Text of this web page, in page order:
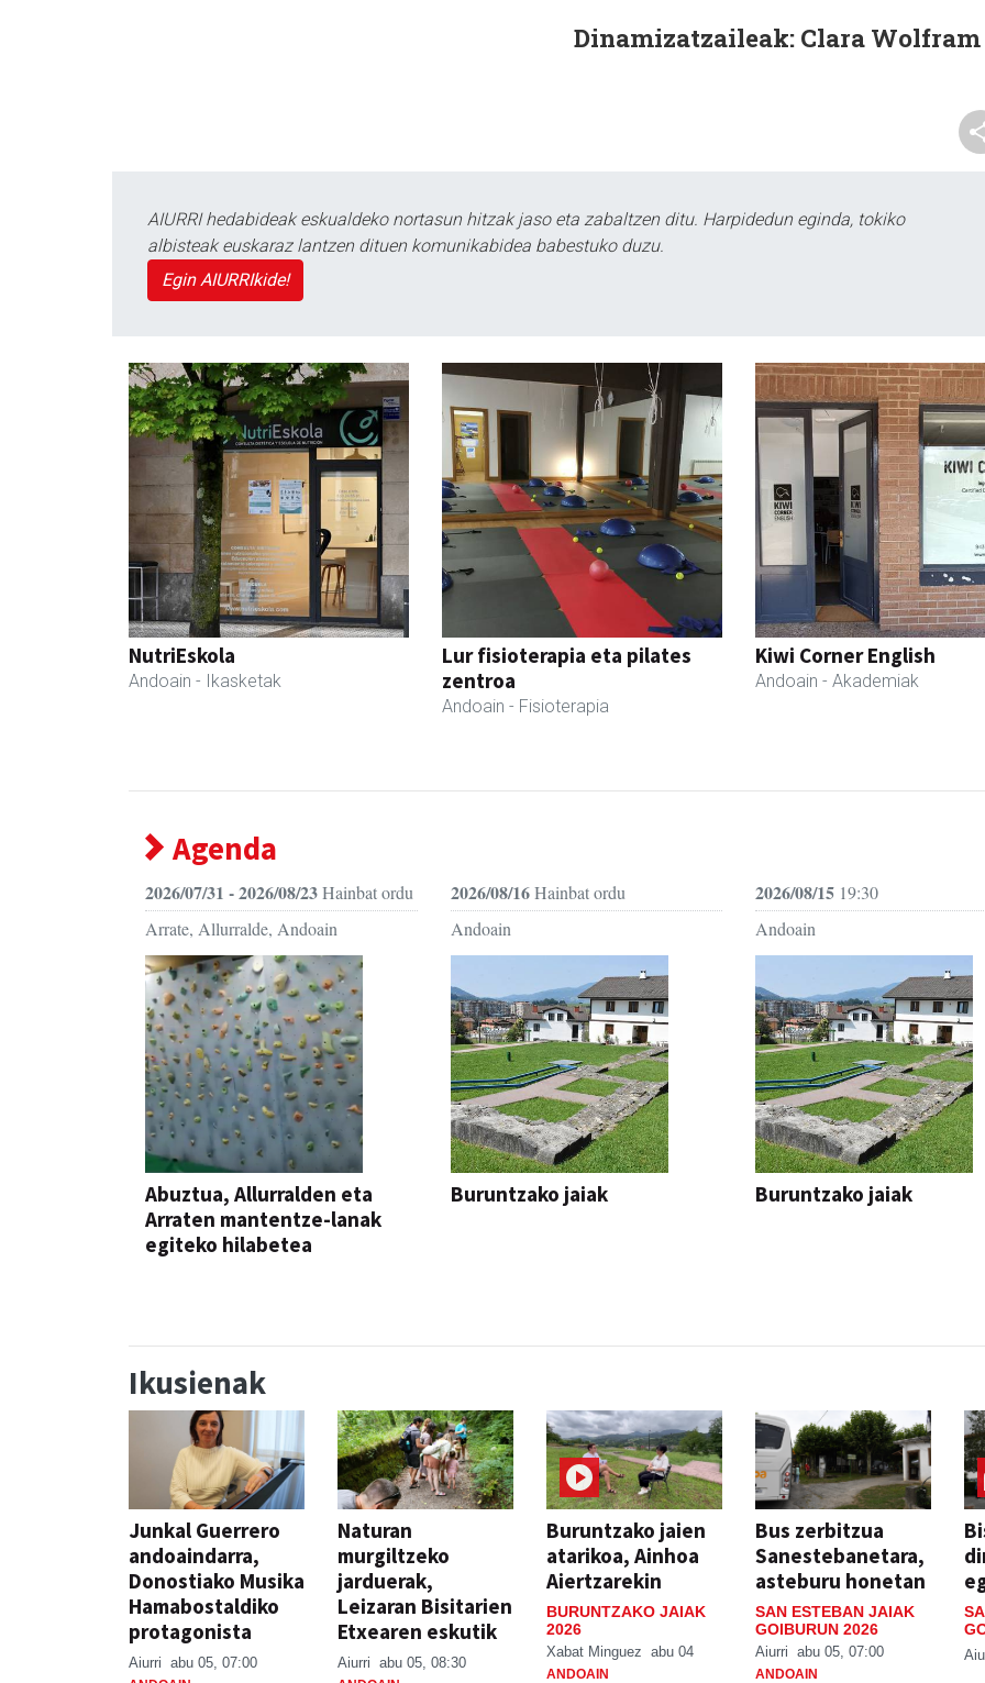
Dinamizatzaileak: Clara Wolfram
AIURRI hedabideak eskualdeko nortasun hitzak jaso eta zabaltzen ditu. Harpidedun eginda, tokiko
albisteak euskaraz lantzen dituen komunikabidea babestuko duzu.
Egin AIURRIkide!
NutriEskola
Andoain - Ikasketak
Lur fisioterapia eta pilates
zentroa
Andoain - Fisioterapia
Kiwi Corner English
Andoain - Akademiak
Agenda
2026/07/31 - 2026/08/23Hainbat ordu
Arrate, Allurralde, Andoain
Abuztua, Allurralden eta
Arraten mantentze-lanak
egiteko hilabetea
2026/08/16Hainbat ordu
Andoain
Buruntzako jaiak
2026/08/15 19:30
Andoain
Buruntzako jaiak
Ikusienak
Junkal Guerrero
andoaindarra,
Donostiako Musika
Hamabostaldiko
protagonista
Aiurri abu 05, 07:00
Naturan
murgiltzeko
jarduerak,
Leizaran Bisitarien
Etxearen eskutik
Aiurri abu 05, 08:30
Buruntzako jaien
atarikoa, Ainhoa
Aiertzarekin
BURUNTZAKO JAIAK
2026
Xabat Minguez abu 04
ANDOAIN
Bus zerbitzua
Sanestebanetara,
asteburu honetan
SAN ESTEBAN JAIAK
GOIBURUN 2026
Aiurri abu 05, 07:00
ANDOAIN